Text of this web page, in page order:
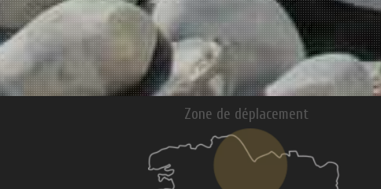
Zone de déplacement